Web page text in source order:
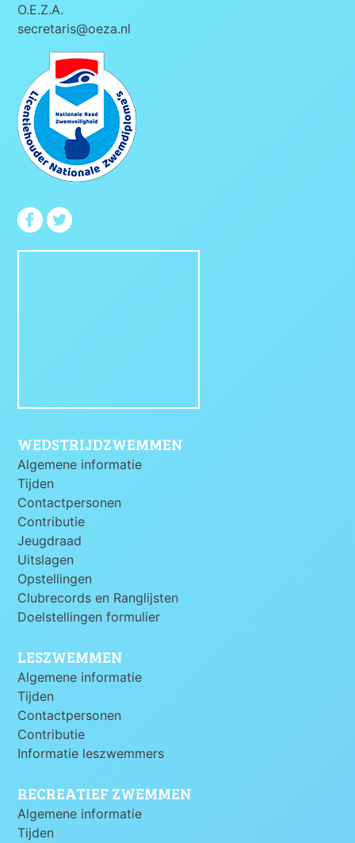
O.E.Z.A.
secretaris@oeza.nl
WEDSTRIJDZWEMMEN
Algemene informatie
Tijden
Contactpersonen
Contributie
Jeugdraad
Uitslagen
Opstellingen
Clubrecords en Ranglijsten
Doelstellingen formulier
LESZWEMMEN
Algemene informatie
Tijden
Contactpersonen
Contributie
Informatie leszwemmers
RECREATIEF ZWEMMEN
Algemene informatie
Tijden